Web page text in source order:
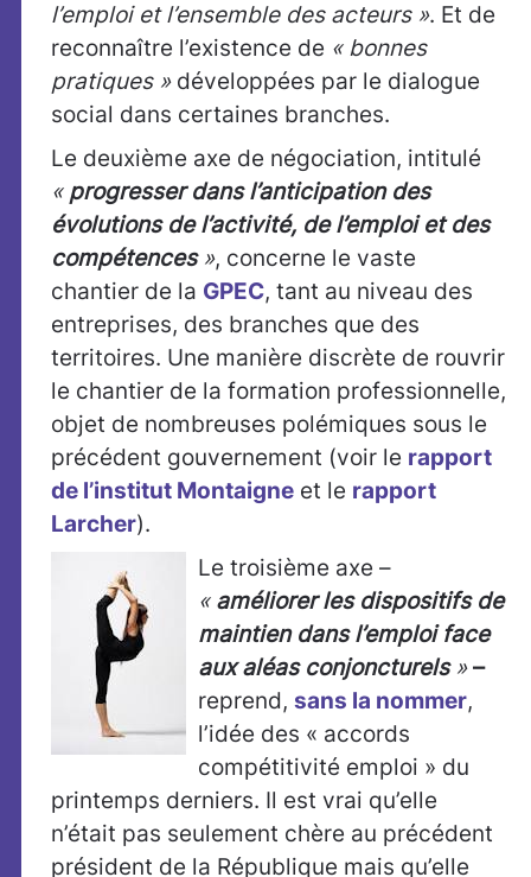
l’emploi et l’ensemble des acteurs ». Et de
reconnaître l’existence de « bonnes
pratiques »développées par le dialogue
social dans certaines branches.
Le deuxième axe de négociation, intitulé
« progresser dans l’anticipation des
évolutions de l’activité, de l’emploi et des
compétences », concerne le vaste
chantier de la GPEC, tant au niveau des
entreprises, des branches que des
territoires. Une manière discrète de rouvrir
le chantier de la formation professionnelle,
objet de nombreuses polémiques sous le
précédent gouvernement (voir le rapport
de l’institut Montaigne et le rapport
Larcher).
Le troisième axe –
« améliorer les dispositifs de
maintien dans l’emploi face
aux aléas conjoncturels » –
reprend, sans la nommer,
l’idée des « accords
compétitivité emploi » du
printemps derniers. Il est vrai qu’elle
n’était pas seulement chère au précédent
président de la République mais qu’elle